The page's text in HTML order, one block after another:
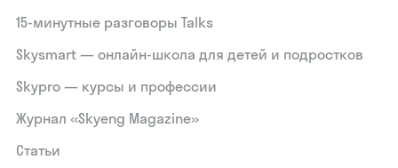
15‑минутные разговоры Talks
Skysmart — онлайн-школа для детей и подростков
Skypro — курсы и профессии
Журнал «Skyeng Magazine»
Статьи